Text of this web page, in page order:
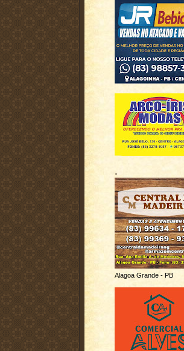
.
Alagoa Grande - PB